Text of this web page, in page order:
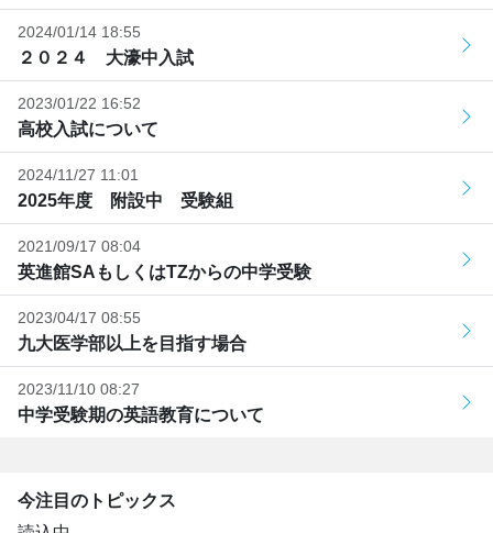
2024/01/14 18:55
２０２４ 大濠中入試
2023/01/22 16:52
高校入試について
2024/11/27 11:01
2025年度 附設中 受験組
2021/09/17 08:04
英進館SAもしくはTZからの中学受験
2023/04/17 08:55
九大医学部以上を目指す場合
2023/11/10 08:27
中学受験期の英語教育について
今注目のトピックス